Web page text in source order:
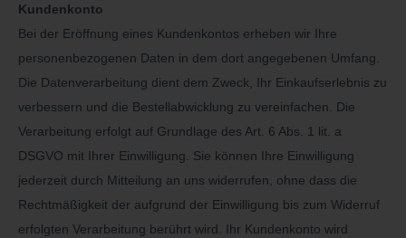
Kundenkonto
Bei der Eröffnung eines Kundenkontos erheben wir Ihre
personenbezogenen Daten in dem dort angegebenen Umfang.
Die Datenverarbeitung dient dem Zweck, Ihr Einkaufserlebnis zu
verbessern und die Bestellabwicklung zu vereinfachen. Die
Verarbeitung erfolgt auf Grundlage des Art. 6 Abs. 1 lit. a
DSGVO mit Ihrer Einwilligung. Sie können Ihre Einwilligung
jederzeit durch Mitteilung an uns widerrufen, ohne dass die
Rechtmäßigkeit der aufgrund der Einwilligung bis zum Widerruf
erfolgten Verarbeitung berührt wird. Ihr Kundenkonto wird